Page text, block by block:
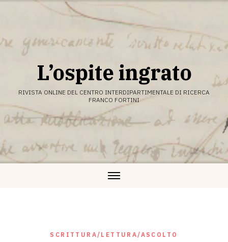
L’ospite ingrato
RIVISTA ONLINE DEL CENTRO INTERDIPARTIMENTALE DI RICERCA
FRANCO FORTINI
SCRITTURA/LETTURA/ASCOLTO